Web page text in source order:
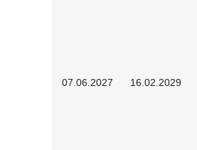
07.06.2027 16.02.2029